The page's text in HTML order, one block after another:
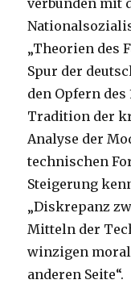
verbunden mit
„Theorien des
Spur der
den Opfern des
Tradition der
Analyse der
technischen
Steigerung
„Diskrepanz
Mitteln der
winzigen
anderen Seite“.